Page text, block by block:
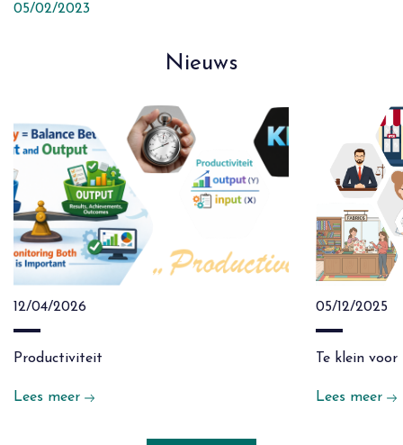
05/02/2023
Nieuws
12/04/2026
Productiviteit
Lees meer
05/12/2025
Te klein voor
Lees meer